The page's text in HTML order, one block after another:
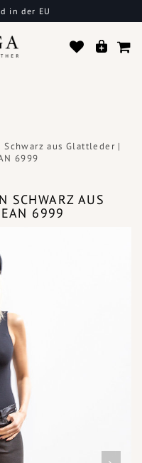
in der EU
aus Glattleder |
6999
SCHWARZ AUS
6999